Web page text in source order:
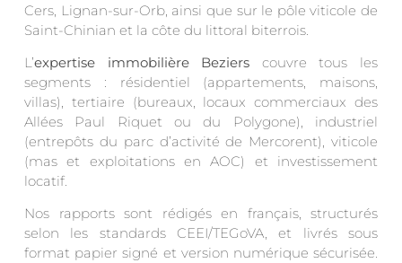
Cers, Lignan-sur-Orb, ainsi que sur le pôle viticole de
Saint-Chinian et la côte du littoral biterrois.
L’expertise immobilière Beziers couvre tous les
segments : résidentiel (appartements, maisons,
villas), tertiaire (bureaux, locaux commerciaux des
Allées Paul Riquet ou du Polygone), industriel
(entrepôts du parc d’activité de Mercorent), viticole
(mas et exploitations en AOC) et investissement
locatif.
Nos rapports sont rédigés en français, structurés
selon les standards CEEI/TEGoVA, et livrés sous
format papier signé et version numérique sécurisée.